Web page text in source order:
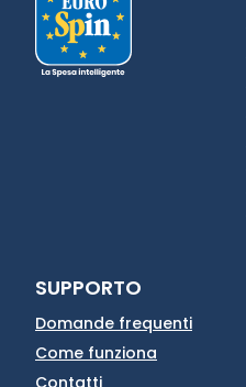
SUPPORTO
Domande frequenti
Come funziona
Contatti